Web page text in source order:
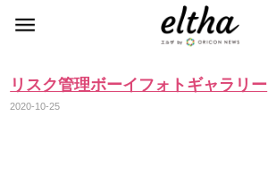
リスク管理ボーイフォトギャラリー
2020-10-25